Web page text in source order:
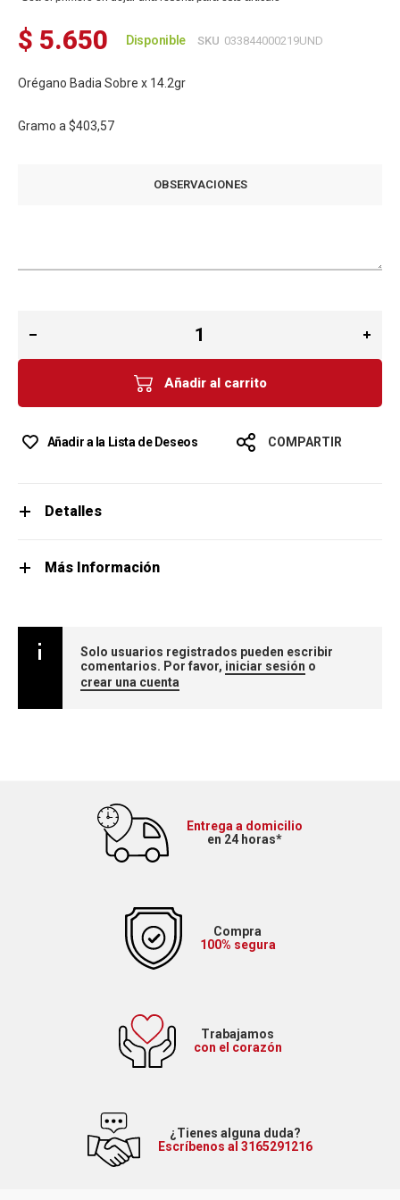
$ 5.650 Disponible SKU 033844000219UND
Orégano Badia Sobre x 14.2gr
Gramo a $403,57
OBSERVACIONES
Añadir al carrito
Añadir a la Lista de Deseos COMPARTIR
Detalles
Más Información
Solo usuarios registrados pueden escribir
comentarios. Por favor, iniciar sesión o
crear una cuenta
Entrega a domicilio
en 24 horas*
Compra
100% segura
Trabajamos
con el corazón
¿Tienes alguna duda?
Escríbenos al 3165291216